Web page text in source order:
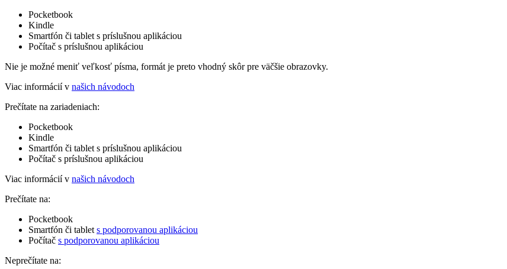
Pocketbook
Kindle
Smartfón či tablet s príslušnou aplikáciou
Počítač s príslušnou aplikáciou
Nie je možné meniť veľkosť písma, formát je preto vhodný skôr pre väčšie obrazovky.
Viac informácií v našich návodoch
Prečítate na zariadeniach:
Pocketbook
Kindle
Smartfón či tablet s príslušnou aplikáciou
Počítač s príslušnou aplikáciou
Viac informácií v našich návodoch
Prečítate na:
Pocketbook
Smartfón či tablet s podporovanou aplikáciou
Počítač s podporovanou aplikáciou
Neprečítate na: